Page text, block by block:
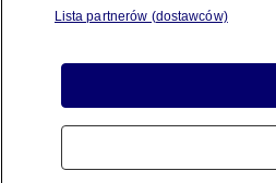
Lista partnerów (dostawców)